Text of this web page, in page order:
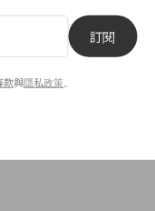
訂閱
款與隱私政策